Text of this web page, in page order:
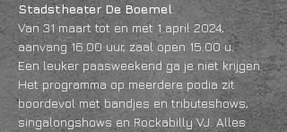
Stadstheater De Boemel
Van 31 maart tot en met 1 april 2024,
aanvang 16.00 uur, zaal open 15.00 u.
Een leuker paasweekend ga je niet krijgen.
Het programma op meerdere podia zit
boordevol met bandjes en tributeshows,
singalongshows en Rockabilly VJ. Alles